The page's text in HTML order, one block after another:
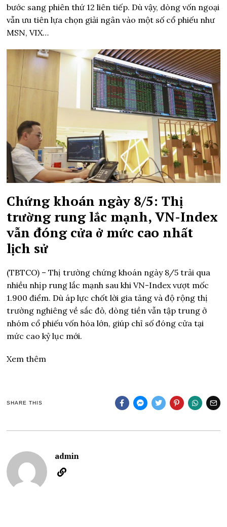
bước sang phiên thứ 12 liên tiếp. Dù vậy, dòng vốn ngoại
vẫn ưu tiên lựa chọn giải ngân vào một số cổ phiếu như
MSN, VIX…
Chứng khoán ngày 8/5: Thị
trường rung lắc mạnh, VN-Index
vẫn đóng cửa ở mức cao nhất
lịch sử
(TBTCO) –Thị trường chứng khoán ngày 8/5 trải qua
nhiều nhịp rung lắc mạnh sau khi VN-Index vượt mốc
1.900 điểm. Dù áp lực chốt lời gia tăng và độ rộng thị
trường nghiêng về sắc đỏ, dòng tiền vẫn tập trung ở
nhóm cổ phiếu vốn hóa lớn, giúp chỉ số đóng cửa tại
mức cao kỷ lục mới.
Xem thêm
SHARE THIS
admin